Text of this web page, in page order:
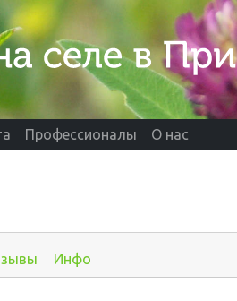
Профессионалы О нас
Инфо